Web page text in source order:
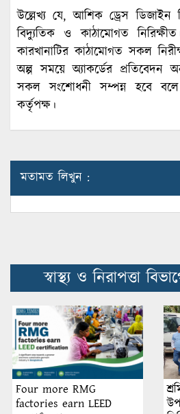
উল্লেখ্য যে, আশিক ড্রেস ডিজাইন
বিদ্যুতিক ও কাঠামোগত
কারখানাটির কাঠামোগত সকল
অল্প সময়ে অ্যাকর্ডের প্রতিবেদন
সকল সংশোধনী সম্পন্ন হবে
কর্তৃপক্ষ।
মতামত লিখুন :
স্বাস্থ্য ও নিরাপত্তা
Four more RMG
factories earn LEED